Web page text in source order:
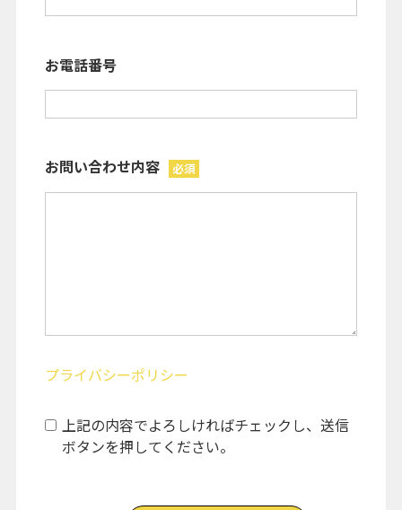
お電話番号
お問い合わせ内容 必須
プライバシーポリシー
上記の内容でよろしければチェックし、送信
ボタンを押してください。